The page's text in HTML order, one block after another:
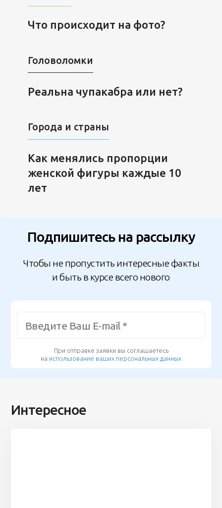
Что происходит на фото?
Головоломки
Реальна чупакабра или нет?
Города и страны
Как менялись пропорции
женской фигуры каждые 10
лет
Подпишитесь на рассылку
Чтобы не пропустить интересные факты
и быть в курсе всего нового
При отправке заявки вы соглашаетесь
на использование ваших персональных данных
Интересное